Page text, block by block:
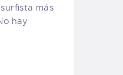
más
hay